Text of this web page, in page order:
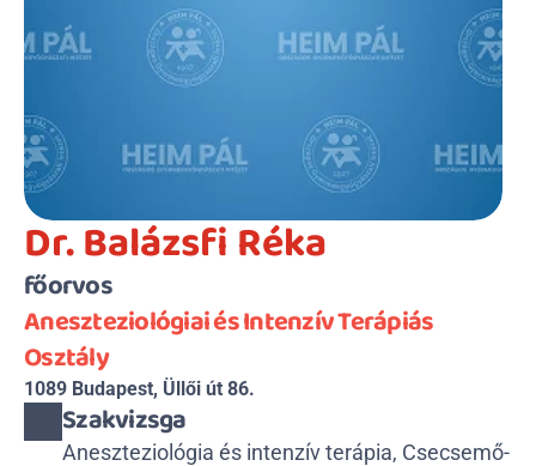
Dr. Balázsfi Réka
főorvos
Aneszteziológiai és Intenzív Terápiás
Osztály
1089 Budapest, Üllői út 86.
Szakvizsga
Aneszteziológia és intenzív terápia, Csecsemő-